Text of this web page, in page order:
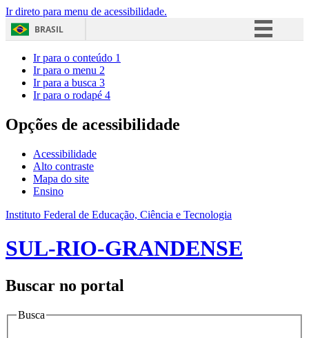
Ir direto para menu de acessibilidade.
BRASIL
Acesso à informação
Ir para o conteúdo 1
Ir para o menu 2
Ir para a busca 3
Ir para o rodapé 4
Opções de acessibilidade
Acessibilidade
Alto contraste
Mapa do site
Ensino
Instituto Federal de Educação, Ciência e Tecnologia
SUL-RIO-GRANDENSE
Buscar no portal
Busca